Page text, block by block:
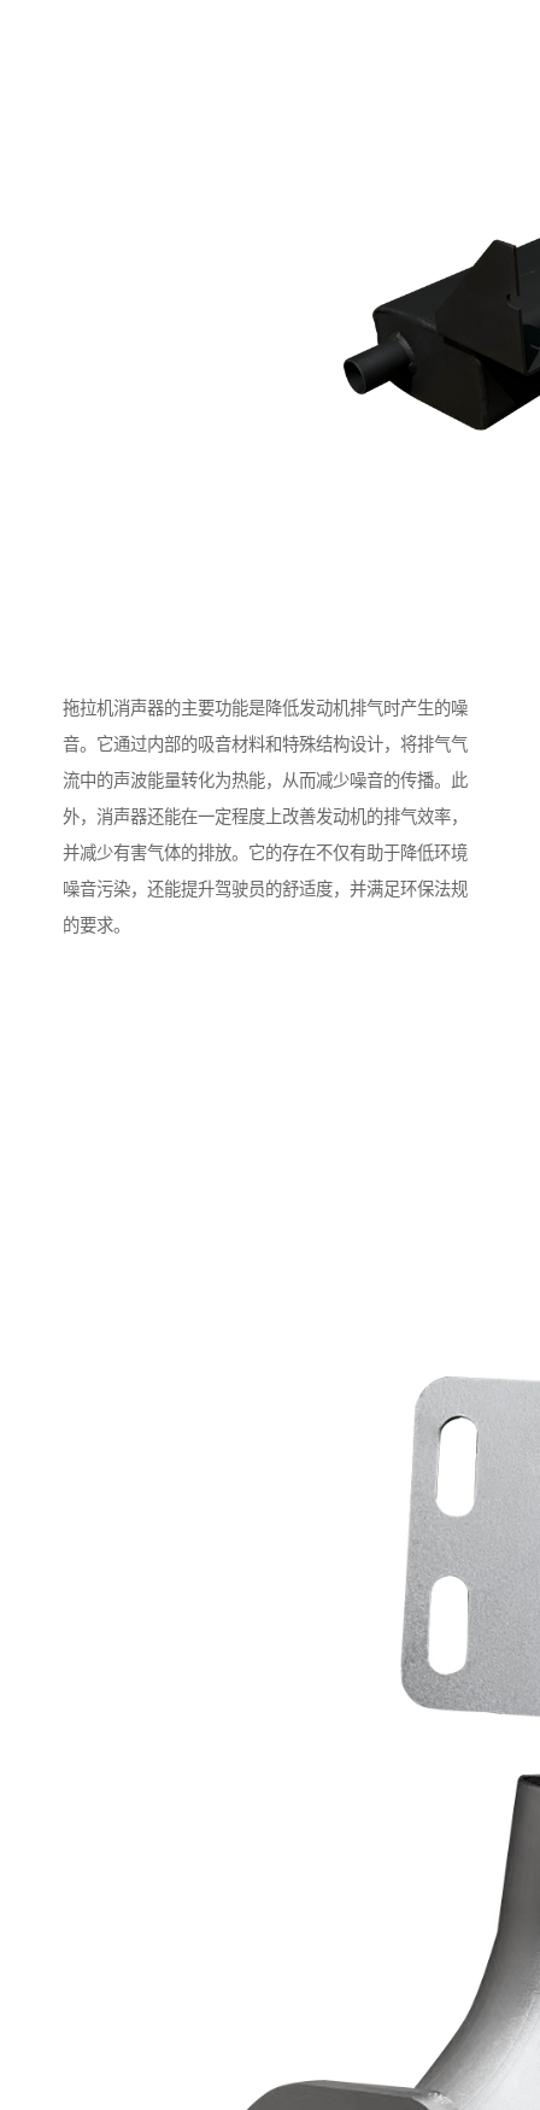
拖拉机消声器的主要功能是降低发动机排气时产生的噪
音。它通过内部的吸音材料和特殊结构设计，将排气气
流中的声波能量转化为热能，从而减少噪音的传播。此
外，消声器还能在一定程度上改善发动机的排气效率，
并减少有害气体的排放。它的存在不仅有助于降低环境
噪音污染，还能提升驾驶员的舒适度，并满足环保法规
的要求。